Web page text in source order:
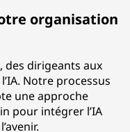
organisation
des dirigeants aux
Notre processus
une approche
pour intégrer l’IA